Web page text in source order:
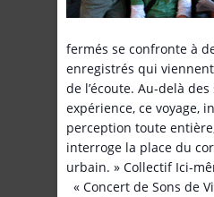
fermés se confronte à
enregistrés qui
de l’écoute. Au-delà
expérience, ce voyage,
perception toute
interroge la place du
urbain. » Collectif Ici-
« Concert de Sons de